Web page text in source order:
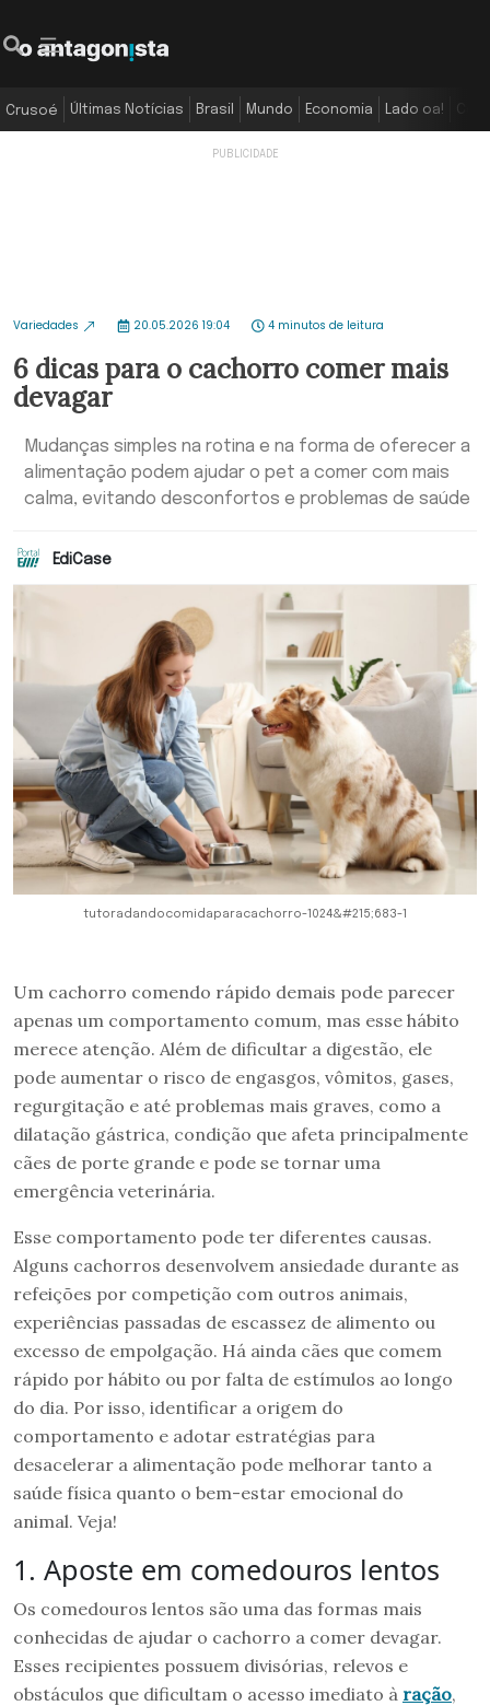
Crusoé Últimas Notícias Brasil Mundo Economia Lado oa!
Variedades 20.05.2026 19:04 4 minutos de leitura
6 dicas para o cachorro comer mais
devagar
Mudanças simples na rotina e na forma de oferecer a
alimentação podem ajudar o pet a comer com mais
calma, evitando desconfortos e problemas de saúde
EdiCase
tutoradandocomidaparacachorro-1024&#215;683-1
Um cachorro comendo rápido demais pode parecer
apenas um comportamento comum, mas esse hábito
merece atenção. Além de dificultar a digestão, ele
pode aumentar o risco de engasgos, vômitos, gases,
regurgitação e até problemas mais graves, como a
dilatação gástrica, condição que afeta principalmente
cães de porte grande e pode se tornar uma
emergência veterinária.
Esse comportamento pode ter diferentes causas.
Alguns cachorros desenvolvem ansiedade durante as
refeições por competição com outros animais,
experiências passadas de escassez de alimento ou
excesso de empolgação. Há ainda cães que comem
rápido por hábito ou por falta de estímulos ao longo
do dia. Por isso, identificar a origem do
comportamento e adotar estratégias para
desacelerar a alimentação pode melhorar tanto a
saúde física quanto o bem-estar emocional do
animal. Veja!
1. Aposte em comedouros lentos
Os comedouros lentos são uma das formas mais
conhecidas de ajudar o cachorro a comer devagar.
Esses recipientes possuem divisórias, relevos e
obstáculos que dificultam o acesso imediato à ração,